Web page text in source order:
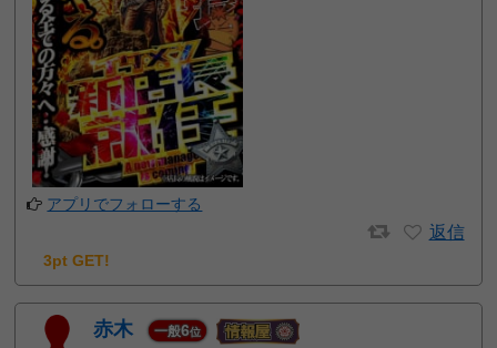
アプリでフォローする
返信
3pt GET!
赤木 一般6位